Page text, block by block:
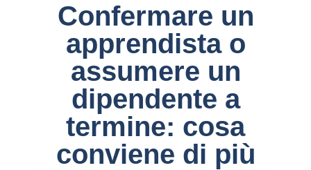
Confermare un
apprendista o
assumere un
dipendente a
termine: cosa
conviene di più